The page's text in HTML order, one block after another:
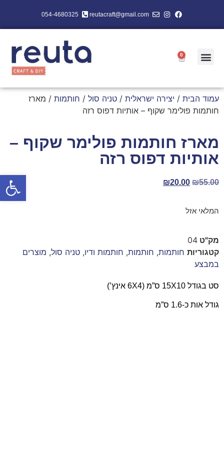
פתח
reutacraft@gmail.com
054-4680325
0
עמוד הבית / יצירה ישראלית / טניה סול / חותמות / מארז
חותמות פולימר שקוף – אותיות דפוס רזה
מארז חותמות פולימר שקוף –
אותיות דפוס רזה
₪55.00
₪20.00
המלאי אזל
מק"ט 04
קטגוריות חותמות, חותמות, חותמות ודיו, טניה סול, מוצרים
במבצע
סט בגודל 15X10 ס”מ (6X4 אינץ’)
גודל אות כ-1.6 ס”מ